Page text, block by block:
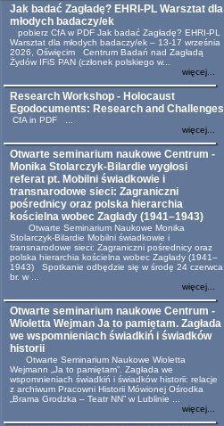
Jak badać Zagładę? EHRI-PL Warsztat dla
młodych badaczy/ek
pobierz CfA w PDF Jak badać Zagładę? EHRI-PL
Warsztat dla młodych badaczy/ek – 13-17 września
2026, Oświęcim Centrum Badań nad Zagładą
Żydów IFiS PAN (członek polskiego w...
więcej...
Research Workshop - Holocaust
Egodocuments: Research and Challenges
CfA in PDF ...
więcej...
Otwarte seminarium naukowe Centrum -
Monika Stolarczyk-Bilardie wygłosi
referat pt. Mobilni świadkowie i
transnarodowe sieci: Zagraniczni
pośrednicy oraz polska hierarchia
kościelna wobec Zagłady (1941–1943)
Otwarte Seminarium Naukowe Monika
Stolarczyk-Bilardie Mobilni świadkowie i
transnarodowe sieci: Zagraniczni pośrednicy oraz
polska hierarchia kościelna wobec Zagłady (1941–
1943) Spotkanie odbędzie się w środę 24 czerwca
br. w ...
więcej...
Otwarte seminarium naukowe Centrum -
Wioletta Wejman Ja to pamiętam. Zagłada
we wspomnieniach świadkiń i świadków
historii
Otwarte Seminarium Naukowe Wioletta
Wejmann „Ja to pamiętam”. Zagłada we
wspomnieniach świadkiń i świadków historii: relacje
z archiwum Pracowni Historii Mówionej Ośrodka
„Brama Grodzka – Teatr NN” w Lublinie ...
więcej...